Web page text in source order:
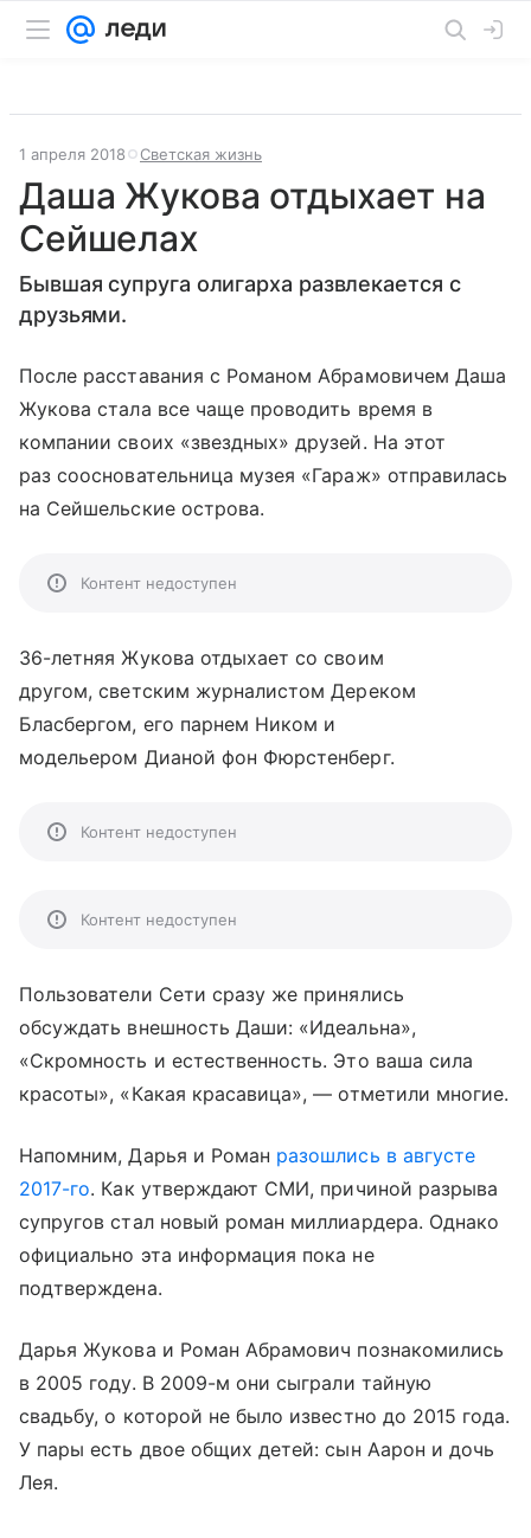
1 апреля 2018 Светская жизнь
Даша Жукова отдыхает на
Сейшелах
Бывшая супруга олигарха развлекается с
друзьями.
После расставания с Романом Абрамовичем Даша
Жукова стала все чаще проводить время в
компании своих «звездных» друзей. На этот
раз соосновательница музея «Гараж» отправилась
на Сейшельские острова.
Контент недоступен
36-летняя Жукова отдыхает со своим
другом, светским журналистом Дереком
Бласбергом, его парнем Ником и
модельером Дианой фон Фюрстенберг.
Контент недоступен
Контент недоступен
Пользователи Сети сразу же принялись
обсуждать внешность Даши: «Идеальна»,
«Скромность и естественность. Это ваша сила
красоты», «Какая красавица», — отметили многие.
Напомним, Дарья и Роман разошлись в августе
2017-го. Как утверждают СМИ, причиной разрыва
супругов стал новый роман миллиардера. Однако
официально эта информация пока не
подтверждена.
Дарья Жукова и Роман Абрамович познакомились
в 2005 году. В 2009-м они сыграли тайную
свадьбу, о которой не было известно до 2015 года.
У пары есть двое общих детей: сын Аарон и дочь
Лея.